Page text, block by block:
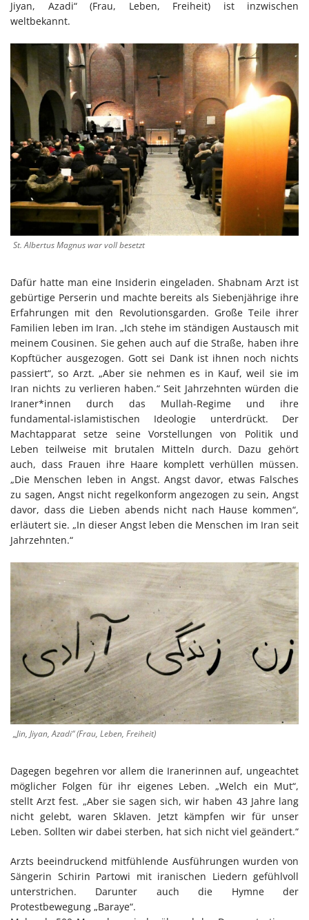
Jiyan, Azadi“ (Frau, Leben, Freiheit) ist inzwischen
weltbekannt.
St. Albertus Magnus war voll besetzt
Dafür hatte man eine Insiderin eingeladen. Shabnam Arzt ist
gebürtige Perserin und machte bereits als Siebenjährige ihre
Erfahrungen mit den Revolutionsgarden. Große Teile ihrer
Familien leben im Iran. „Ich stehe im ständigen Austausch mit
meinem Cousinen. Sie gehen auch auf die Straße, haben ihre
Kopftücher ausgezogen. Gott sei Dank ist ihnen noch nichts
passiert“, so Arzt. „Aber sie nehmen es in Kauf, weil sie im
Iran nichts zu verlieren haben.“ Seit Jahrzehnten würden die
Iraner*innen durch das Mullah-Regime und ihre
fundamental-islamistischen Ideologie unterdrückt. Der
Machtapparat setze seine Vorstellungen von Politik und
Leben teilweise mit brutalen Mitteln durch. Dazu gehört
auch, dass Frauen ihre Haare komplett verhüllen müssen.
„Die Menschen leben in Angst. Angst davor, etwas Falsches
zu sagen, Angst nicht regelkonform angezogen zu sein, Angst
davor, dass die Lieben abends nicht nach Hause kommen“,
erläutert sie. „In dieser Angst leben die Menschen im Iran seit
Jahrzehnten.“
„Jin, Jiyan, Azadi“ (Frau, Leben, Freiheit)
Dagegen begehren vor allem die Iranerinnen auf, ungeachtet
möglicher Folgen für ihr eigenes Leben. „Welch ein Mut“,
stellt Arzt fest. „Aber sie sagen sich, wir haben 43 Jahre lang
nicht gelebt, waren Sklaven. Jetzt kämpfen wir für unser
Leben. Sollten wir dabei sterben, hat sich nicht viel geändert.“
Arzts beeindruckend mitfühlende Ausführungen wurden von
Sängerin Schirin Partowi mit iranischen Liedern gefühlvoll
unterstrichen. Darunter auch die Hymne der
Protestbewegung „Baraye“.